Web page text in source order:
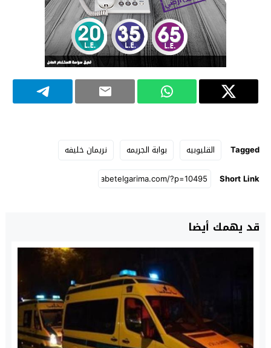
Tagged القليوبيه بوابة الجريمه
نريمان خليفه
Short Link
قد يهمك أيضا